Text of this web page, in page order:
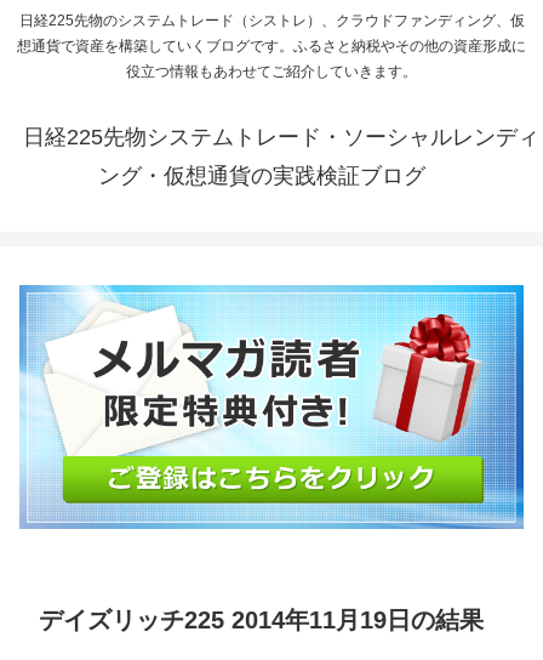
日経225先物のシステムトレード（シストレ）、クラウドファンディング、仮
想通貨で資産を構築していくブログです。ふるさと納税やその他の資産形成に
役立つ情報もあわせてご紹介していきます。
日経225先物システムトレード・ソーシャルレンディ
ング・仮想通貨の実践検証ブログ
デイズリッチ225 2014年11月19日の結果